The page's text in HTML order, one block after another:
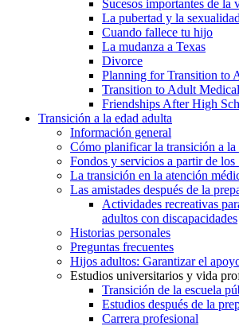
Sucesos importantes de la
La pubertad y la sexualidad
Cuando fallece tu hijo
La mudanza a Texas
Divorce
Planning for Transition to
Transition to Adult
Friendships After High
Transición a la edad adulta
Información general
Cómo planificar la transición a la
Fondos y servicios a partir de los
La transición en la atención
Las amistades después de la
Actividades recreativas
adultos con discapacidades
Historias personales
Preguntas frecuentes
Hijos adultos: Garantizar el
Estudios universitarios y vida
Transición de la escuela
Estudios después de la
Carrera profesional